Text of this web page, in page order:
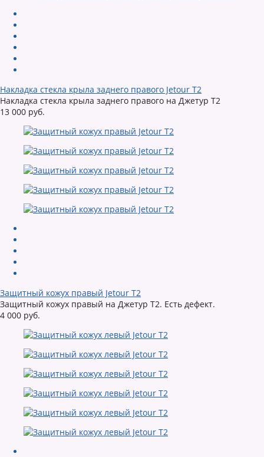
Накладка стекла крыла заднего правого Jetour T2
Накладка стекла крыла заднего правого на Джетур Т2
13 000 руб.
Защитный кожух правый Jetour T2
Защитный кожух правый на Джетур Т2. Есть дефект.
4 000 руб.